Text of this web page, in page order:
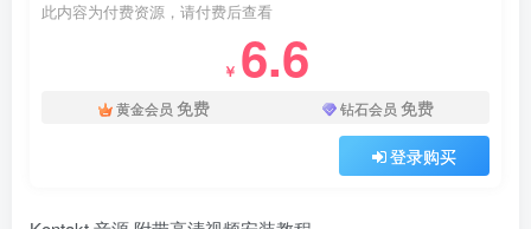
此内容为付费资源，请付费后查看
￥ 6.6
黄金会员 免费 钻石会员 免费
登录购买